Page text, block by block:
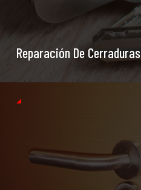
Reparación De Cerraduras